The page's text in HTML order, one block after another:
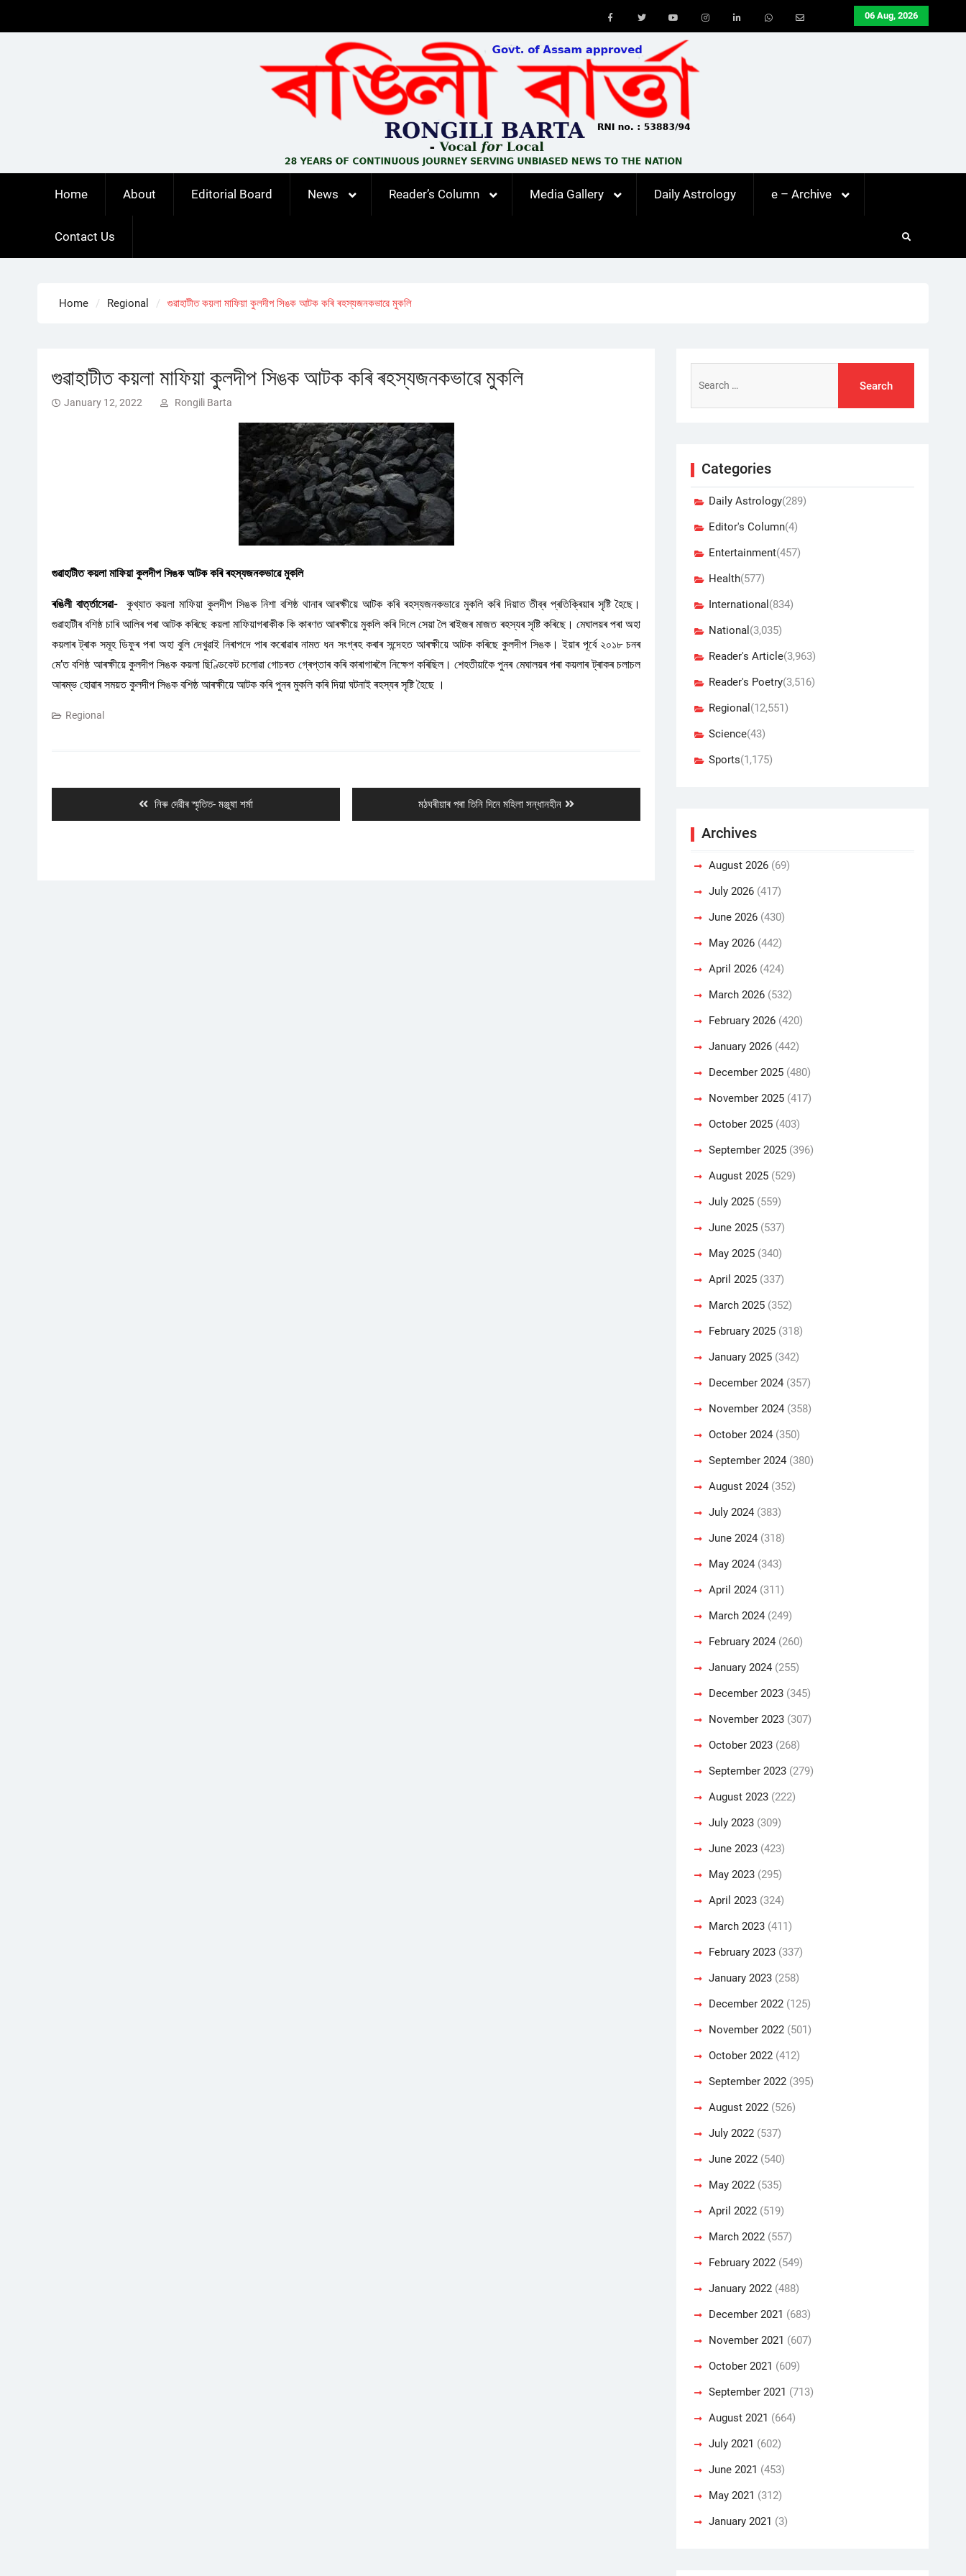
06 Aug, 2026
Youtube
Home About Editorial Board News Reader’s Column Media Gallery Daily Astrology e – Archive
Contact Us
Home Regional গুৱাহাটীত কয়লা মাফিয়া কুলদীপ সিঙক আটক কৰি ৰহস্যজনকভাৱে মুকলি
গুৱাহাটীত কয়লা মাফিয়া কুলদীপ সিঙক আটক কৰি ৰহস্যজনকভাৱে মুকলি
January 12, 2022 Rongili Barta
গুৱাহাটীত কয়লা মাফিয়া কুলদীপ সিঙক আটক কৰি ৰহস্যজনকভাৱে মুকলি
ৰঙিলী বাৰ্ত্তাসেৱা-কুখ্যাত কয়লা মাফিয়া কুলদীপ সিঙক নিশা বশিষ্ঠ থানাৰ আৰক্ষীয়ে আটক কৰি ৰহস্যজনকভাৱে মুকলি কৰি দিয়াত তীব্ৰ প্ৰতিক্ৰিয়াৰ সৃষ্টি হৈছে।
গুৱাহাটীৰ বশিষ্ঠ চাৰি আলিৰ পৰা আটক কৰিছে কয়লা মাফিয়াগৰাকীক কি কাৰণত আৰক্ষীয়ে মুকলি কৰি দিলে সেয়া লৈ ৰাইজৰ মাজত ৰহস্যৰ সৃষ্টি কৰিছে। মেঘালয়ৰ পৰা অহা
কয়লাৰ ট্ৰাক সমূহ ডিফুৰ পৰা অহা বুলি দেখুৱাই নিৰাপদে পাৰ কৰোৱাৰ নামত ধন সংগ্ৰহ কৰাৰ সন্দেহত আৰক্ষীয়ে আটক কৰিছে কুলদীপ সিঙক। ইয়াৰ পূৰ্বে ২০১৮ চনৰ
মে’ত বশিষ্ঠ আৰক্ষীয়ে কুলদীপ সিঙক কয়লা ছিণ্ডিকেট চলোৱা গোচৰত গ্ৰেপ্তাৰ কৰি কাৰাগাৰলৈ নিক্ষেপ কৰিছিল। শেহতীয়াকৈ পুনৰ মেঘালয়ৰ পৰা কয়লাৰ ট্ৰাকৰ চলাচল
আৰম্ভ হোৱাৰ সময়ত কুলদীপ সিঙক বশিষ্ঠ আৰক্ষীয়ে আটক কৰি পুনৰ মুকলি কৰি দিয়া ঘটনাই ৰহস্যৰ সৃষ্টি হৈছে ।
Regional
Previous
post:
নিৰু দেৱীৰ স্মৃতিত- মঞ্জুষা শৰ্মা
Next
post:
মঠঘৰীয়াৰ পৰা তিনি দিনে মহিলা সন্ধানহীন
for:
Categories
Daily Astrology(289)
Editor's Column(4)
Entertainment(457)
Health(577)
International (834)
National (3,035)
Reader's Article(3,963)
Reader's Poetry(3,516)
Regional (12,551)
Science(43)
Sports(1,175)
Archives
August 2026 (69)
July 2026 (417)
June 2026 (430)
May 2026 (442)
April 2026 (424)
March 2026 (532)
February 2026 (420)
January 2026 (442)
December 2025 (480)
November 2025 (417)
October 2025 (403)
September 2025 (396)
August 2025 (529)
July 2025 (559)
June 2025 (537)
May 2025 (340)
April 2025 (337)
March 2025 (352)
February 2025 (318)
January 2025 (342)
December 2024 (357)
November 2024 (358)
October 2024 (350)
September 2024 (380)
August 2024 (352)
July 2024 (383)
June 2024 (318)
May 2024 (343)
April 2024 (311)
March 2024 (249)
February 2024 (260)
January 2024 (255)
December 2023 (345)
November 2023 (307)
October 2023 (268)
September 2023 (279)
August 2023 (222)
July 2023 (309)
June 2023 (423)
May 2023 (295)
April 2023 (324)
March 2023 (411)
February 2023 (337)
January 2023 (258)
December 2022 (125)
November 2022 (501)
October 2022 (412)
September 2022 (395)
August 2022 (526)
July 2022 (537)
June 2022 (540)
May 2022 (535)
April 2022 (519)
March 2022 (557)
February 2022 (549)
January 2022 (488)
December 2021 (683)
November 2021 (607)
October 2021 (609)
September 2021 (713)
August 2021 (664)
July 2021 (602)
June 2021 (453)
May 2021 (312)
January 2021 (3)